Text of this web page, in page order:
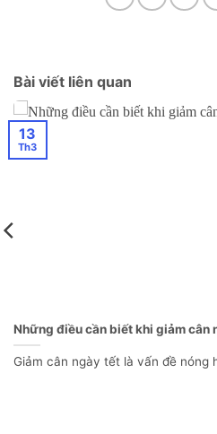
Bài viết liên quan
Những điều cần biết khi giảm cân
Giảm cân ngày tết là vấn đề nóng
13
Th3